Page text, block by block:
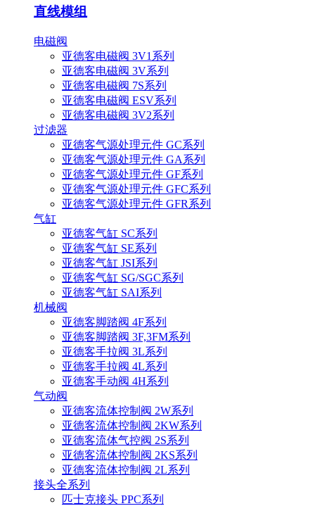
直线模组
电磁阀
亚德客电磁阀 3V1系列
亚德客电磁阀 3V系列
亚德客电磁阀 7S系列
亚德客电磁阀 ESV系列
亚德客电磁阀 3V2系列
过滤器
亚德客气源处理元件 GC系列
亚德客气源处理元件 GA系列
亚德客气源处理元件 GF系列
亚德客气源处理元件 GFC系列
亚德客气源处理元件 GFR系列
气缸
亚德客气缸 SC系列
亚德客气缸 SE系列
亚德客气缸 JSI系列
亚德客气缸 SG/SGC系列
亚德客气缸 SAI系列
机械阀
亚德客脚踏阀 4F系列
亚德客脚踏阀 3F,3FM系列
亚德客手拉阀 3L系列
亚德客手拉阀 4L系列
亚德客手动阀 4H系列
气动阀
亚德客流体控制阀 2W系列
亚德客流体控制阀 2KW系列
亚德客流体气控阀 2S系列
亚德客流体控制阀 2KS系列
亚德客流体控制阀 2L系列
接头全系列
匹士克接头 PPC系列